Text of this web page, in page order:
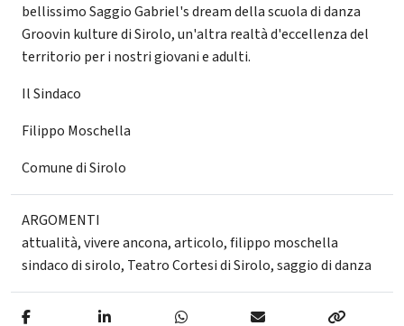
bellissimo Saggio Gabriel's dream della scuola di danza
Groovin kulture di Sirolo, un'altra realtà d'eccellenza del
territorio per i nostri giovani e adulti.
Il Sindaco
Filippo Moschella
Comune di Sirolo
ARGOMENTI
attualità,vivere ancona,articolo,filippo moschella
sindaco di sirolo, Teatro Cortesi di Sirolo,saggio di danza